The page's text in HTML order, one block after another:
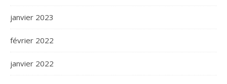
janvier 2023
février 2022
janvier 2022